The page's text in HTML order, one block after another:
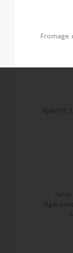
Fromage
Apéritif,
Saint